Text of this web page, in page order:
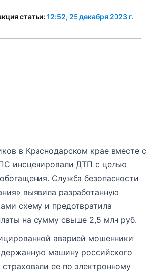
статьи: 12:52, 25 декабря 2023 г.
в Краснодарском крае вместе с
инсценировали ДТП с целью
Служба безопасности
выявила разработанную
схему и предотвратила
на сумму свыше 2,5 млн руб.
аварией мошенники
машину российского
страховали ее по электронному